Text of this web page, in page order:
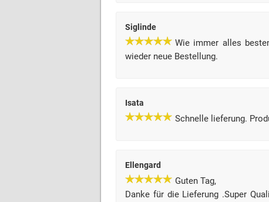
Siglinde
Wie immer alles
wieder neue Bestellung.
Isata
Schnelle lieferung.
Ellengard
Guten Tag,
Danke für die Lieferung .Super